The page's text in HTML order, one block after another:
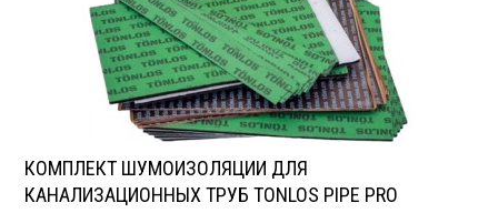
КОМПЛЕКТ ШУМОИЗОЛЯЦИИ ДЛЯ
КАНАЛИЗАЦИОННЫХ ТРУБ TONLOS PIPE PRO